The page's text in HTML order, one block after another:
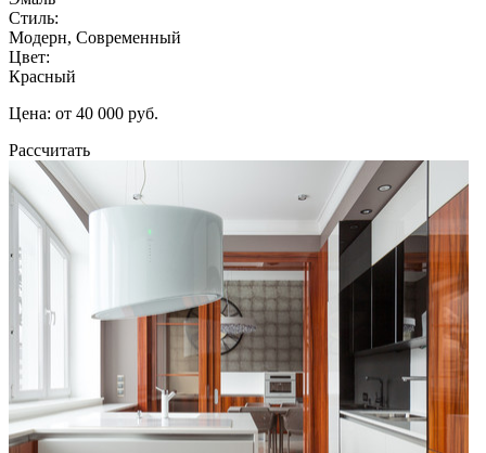
Стиль:
Модерн, Современный
Цвет:
Красный
Цена: от 40 000 руб.
Рассчитать